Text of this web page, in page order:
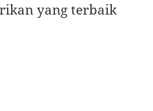
yang terbaik